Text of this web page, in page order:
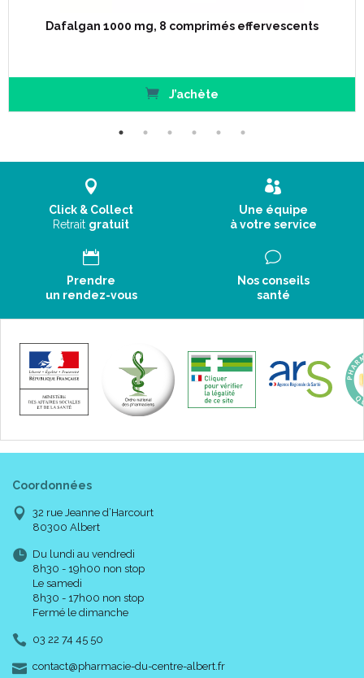
Dafalgan 1000 mg, 8 comprimés effervescents
J’achète
Click & Collect
Retrait gratuit
Une équipe
à votre service
Prendre
un rendez-vous
Nos conseils
santé
Coordonnées
32 rue Jeanne d’Harcourt
80300 Albert
Du lundi au vendredi
8h30 - 19h00 non stop
Le samedi
8h30 - 17h00 non stop
Fermé le dimanche
03 22 74 45 50
contact-
@-
pharmacie-du-centre-albert.fr